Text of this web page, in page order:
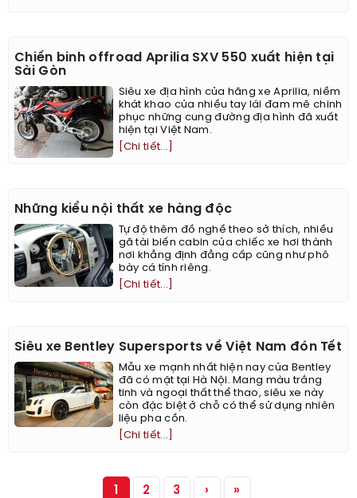
Chiến binh offroad Aprilia SXV 550 xuất hiện tại
Sài Gòn
Siêu xe địa hình của hãng xe Aprilia, niềm
khát khao của nhiều tay lái đam mê chinh
phục những cung đường địa hình đã xuất
hiện tại Việt Nam.
[Chi tiết...]
Những kiểu nội thất xe hàng độc
Tự độ thêm đồ nghề theo sở thích, nhiều
gã tài biến cabin của chiếc xe hơi thành
nơi khẳng định đẳng cấp cũng như phô
bày cá tính riêng.
[Chi tiết...]
Siêu xe Bentley Supersports về Việt Nam đón Tết
Mẫu xe mạnh nhất hiện nay của Bentley
đã có mặt tại Hà Nội. Mang màu trắng
tinh và ngoại thất thể thao, siêu xe này
còn đặc biệt ở chỗ có thể sử dụng nhiên
liệu pha cồn.
[Chi tiết...]
2 3 › »